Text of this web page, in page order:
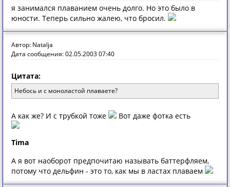
я занимался плаванием очень долго. Но это было в
юности. Теперь сильно жалею, что бросил.
Автор: Natalja
Дата сообщения: 02.05.2003 07:40
Цитата:
Небось и с моноластой плаваете?
А как же? И с трубкой тоже Вот даже фотка есть
Tima
А я вот наоборот предпочитаю называть баттерфляем,
потому что дельфин - это то, как мы в ластах плаваем